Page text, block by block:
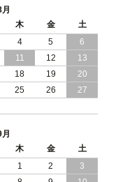
すめ 省スペース 大容
節可能なシンプルす
デザイン ローベッド
サイズ が選べる！ モ
ーベッド
こベット ギャザリン
木 金
土
4 5
6
11 12
13
18 19
20
25 26
27
木 金
土
1
2
3